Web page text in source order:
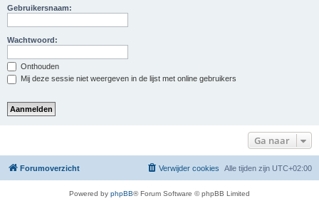
Gebruikersnaam:
Wachtwoord:
Onthouden
Mij deze sessie niet weergeven in de lijst met online gebruikers
Ga naar
Forumoverzicht Alle tijden zijn UTC+02:00
Verwijder cookies
Powered by phpBB® Forum Software © phpBB Limited